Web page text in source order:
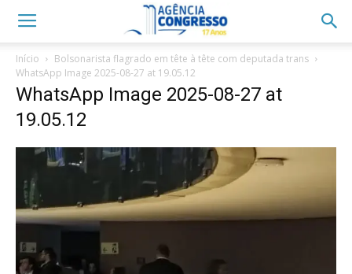
Início
Bolsonarista flagrado em tête à tête com deputada trans
WhatsApp Image 2025-08-27 at 19.05.12
WhatsApp Image 2025-08-27 at
19.05.12